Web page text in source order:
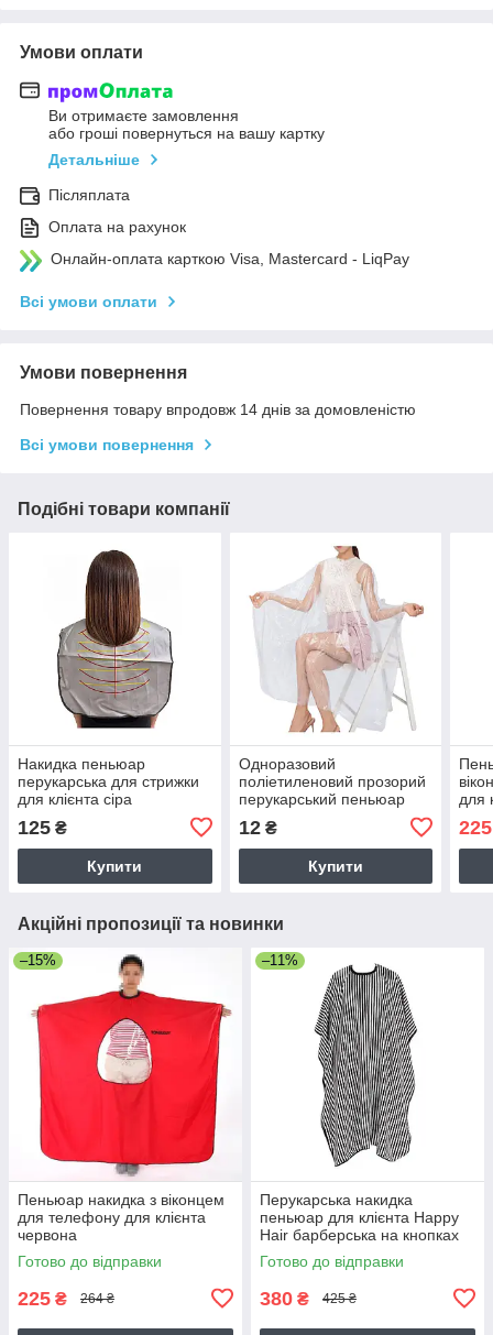
Умови оплати
Ви отримаєте замовлення
або гроші повернуться на вашу картку
Детальніше
Післяплата
Оплата на рахунок
Онлайн-оплата карткою Visa, Mastercard - LiqPay
Всі умови оплати
Умови повернення
Повернення товару впродовж 14 днів за домовленістю
Всі умови повернення
Подібні товари компанії
Накидка пеньюар
перукарська для стрижки
для клієнта сіра
125 ₴
Купити
Одноразовий
поліетиленовий прозорий
перукарський пеньюар
накидка для клієнта (90 х
160 см) 1шт
12₴
Купити
для
225
Акційні пропозиції та новинки
–15%
Пеньюар накидка з віконцем
для телефону для клієнта
червона
Готово до відправки
225 ₴ 264 ₴
–11%
Перукарська накидка
пеньюар для клієнта Happy
Hair барберська на кнопках
чорні смуги 110х140 см
Готово до відправки
380 ₴ 425 ₴